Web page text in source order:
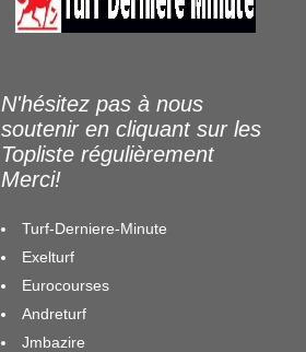
N'hésitez pas à nous
soutenir en cliquant sur les
Topliste régulièrement
Merci!
Turf-Derniere-Minute
Exelturf
Eurocourses
Andreturf
Jmbazire